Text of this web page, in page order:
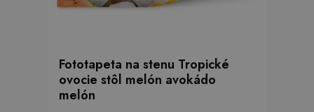
Fototapeta na stenu Tropické
ovocie stôl melón avokádo
melón